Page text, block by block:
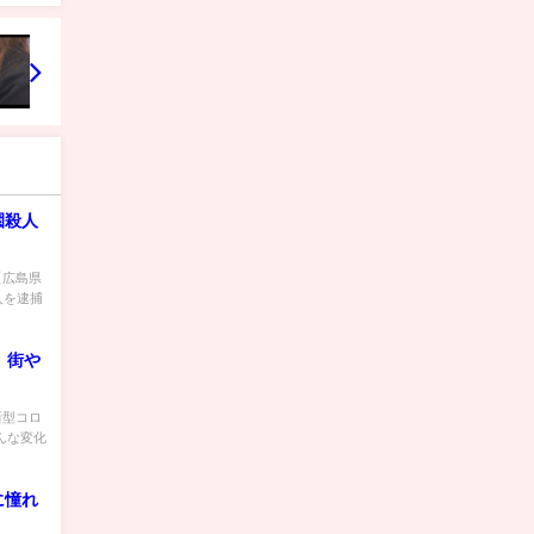
人
島県
逮捕
街や
コロ
な変化
憧れ